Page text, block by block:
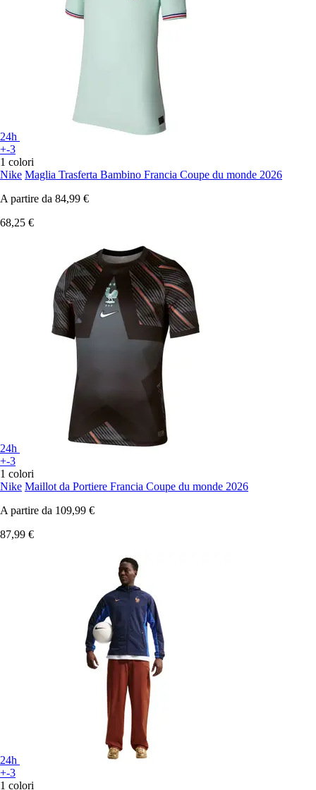
24h
+-3
1 colori
Nike Maglia Trasferta Bambino Francia Coupe du monde 2026
A partire da 84,99 €
68,25 €
24h
+-3
1 colori
Nike Maillot da Portiere Francia Coupe du monde 2026
A partire da 109,99 €
87,99 €
24h
+-3
1 colori